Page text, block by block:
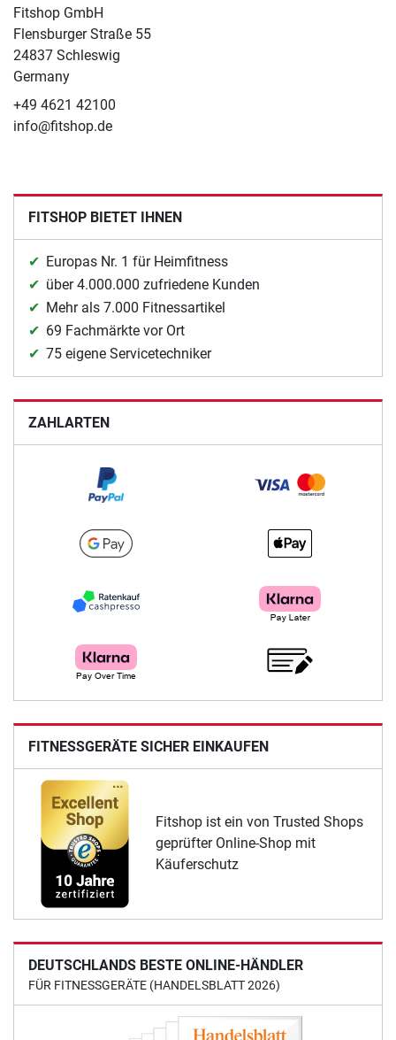
Fitshop GmbH
Flensburger Straße 55
24837 Schleswig
Germany
+49 4621 42100
info@fitshop.de
FITSHOP BIETET IHNEN
Europas Nr. 1 für Heimfitness
über 4.000.000 zufriedene Kunden
Mehr als 7.000 Fitnessartikel
69 Fachmärkte vor Ort
75 eigene Servicetechniker
ZAHLARTEN
FITNESSGERÄTE SICHER EINKAUFEN
Fitshop ist ein von Trusted Shops
geprüfter Online-Shop mit
Käuferschutz
DEUTSCHLANDS BESTE ONLINE-HÄNDLER
FÜR FITNESSGERÄTE (HANDELSBLATT 2026)